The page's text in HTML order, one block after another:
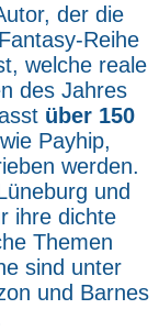
der die
Reihe
welche reale
des Jahres
über 150
Payhip,
werden.
und
ihre dichte
Themen
sind unter
und Barnes